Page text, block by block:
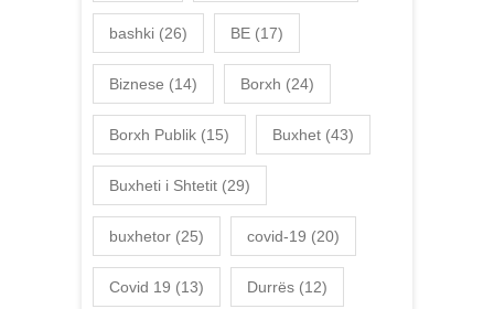
bashki (26) BE (17)
Biznese (14) Borxh (24)
Borxh Publik (15) Buxhet (43)
Buxheti i Shtetit (29)
buxhetor (25) covid-19 (20)
Covid 19 (13) Durrës (12)